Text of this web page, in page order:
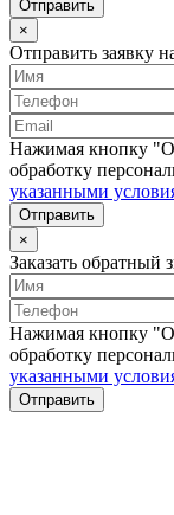
Отправить
×
Отправить заявку
Нажимая кнопку
обработку
указанными
Отправить
×
Заказать обратный
Нажимая кнопку
обработку
указанными
Отправить